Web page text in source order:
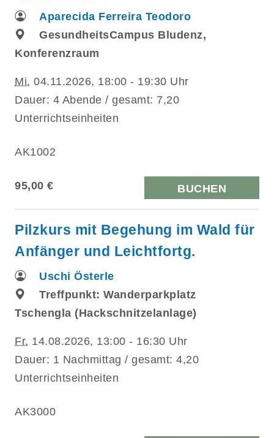
Aparecida Ferreira Teodoro
GesundheitsCampus Bludenz,
Konferenzraum
Mi. 04.11.2026, 18:00 - 19:30 Uhr
Dauer: 4 Abende / gesamt: 7,20
Unterrichtseinheiten
AK1002
95,00 € BUCHEN
Pilzkurs mit Begehung im Wald für
Anfänger und Leichtfortg.
Uschi Österle
Treffpunkt: Wanderparkplatz
Tschengla (Hackschnitzelanlage)
Fr. 14.08.2026, 13:00 - 16:30 Uhr
Dauer: 1 Nachmittag / gesamt: 4,20
Unterrichtseinheiten
AK3000